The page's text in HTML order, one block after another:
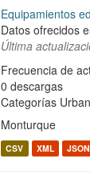
Equipamientos
Datos ofrecidos
Última
Frecuencia de
0 descargas
Categorías
Monturque
CSV XML JSON